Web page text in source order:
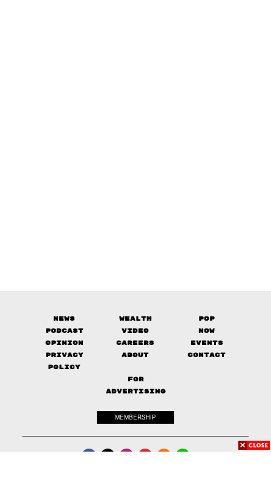
News Wealth
Pop
Podcast
Video
Now
Opinion
Careers
Events
Privacy
Policy
About Contact
FOR
ADVERTISING
MEMBERSHIP